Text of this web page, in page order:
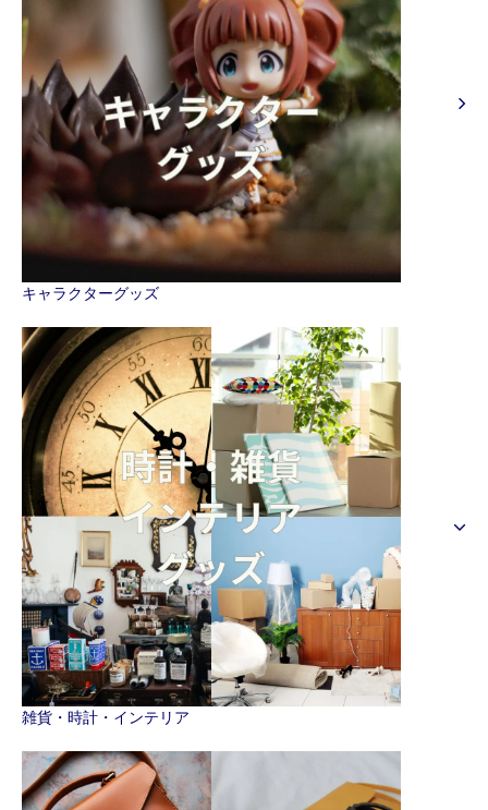
キャラクターグッズ
雑貨・時計・インテリア